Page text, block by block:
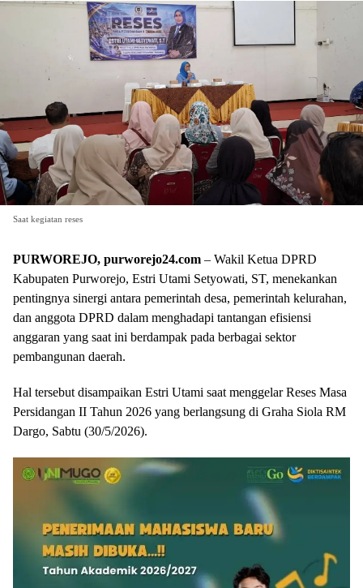
Saat kegiatan reses
PURWOREJO, purworejo24.com – Wakil Ketua DPRD
Kabupaten Purworejo, Estri Utami Setyowati, ST, menekankan
pentingnya sinergi antara pemerintah desa, pemerintah kelurahan,
dan anggota DPRD dalam menghadapi tantangan efisiensi
anggaran yang saat ini berdampak pada berbagai sektor
pembangunan daerah.
Hal tersebut disampaikan Estri Utami saat menggelar Reses Masa
Persidangan II Tahun 2026 yang berlangsung di Graha Siola RM
Dargo, Sabtu (30/5/2026).